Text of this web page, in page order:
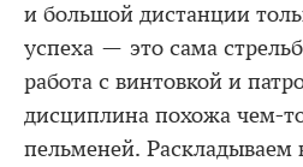
и большой дистанции
успеха — это сама
работа с винтовкой и
дисциплина похожа чем-
пельменей. Раскладываем